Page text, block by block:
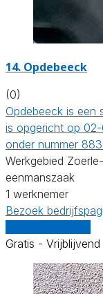
14. Opdebeeck
(0)
Opdebeeck is een
is opgericht op
onder nummer
Werkgebied
eenmanszaak
1 werknemer
Bezoek
Gratis - Vrijblijvend